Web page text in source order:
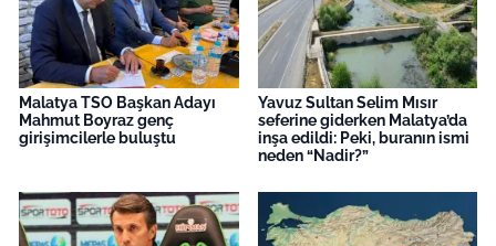
Malatya TSO Başkan Adayı
Mahmut Boyraz genç
girişimcilerle buluştu
Yavuz Sultan Selim Mısır
seferine giderken Malatya’da
inşa edildi: Peki, buranın ismi
neden “Nadir?”